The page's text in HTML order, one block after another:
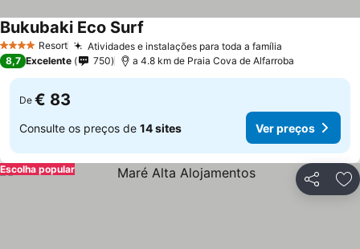
4 EstrelasResort Atividades e instalações para toda a família
Bukubaki Eco Surf
8,7 Excelente 750 a 4.8 km de Praia Cova de Alfarroba
De € 83
Consulte os preços de 14 sites Ver preços
Partilhar
Escolha popular